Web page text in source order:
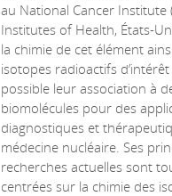
au National Cancer Institute
Institutes of Health, États-
la chimie de cet élément
isotopes radioactifs
possible leur association à
biomolécules pour des
diagnostiques et
médecine nucléaire. Ses
recherches actuelles sont
centrées sur la chimie des